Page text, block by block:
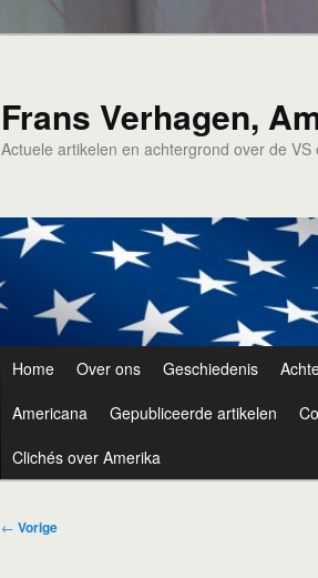
Frans Verhagen,
Actuele artikelen en achtergrond over de
Home Over ons Geschiedenis
Americana
Gepubliceerde artikelen
Clichés over Amerika
Bericht
← Vorige